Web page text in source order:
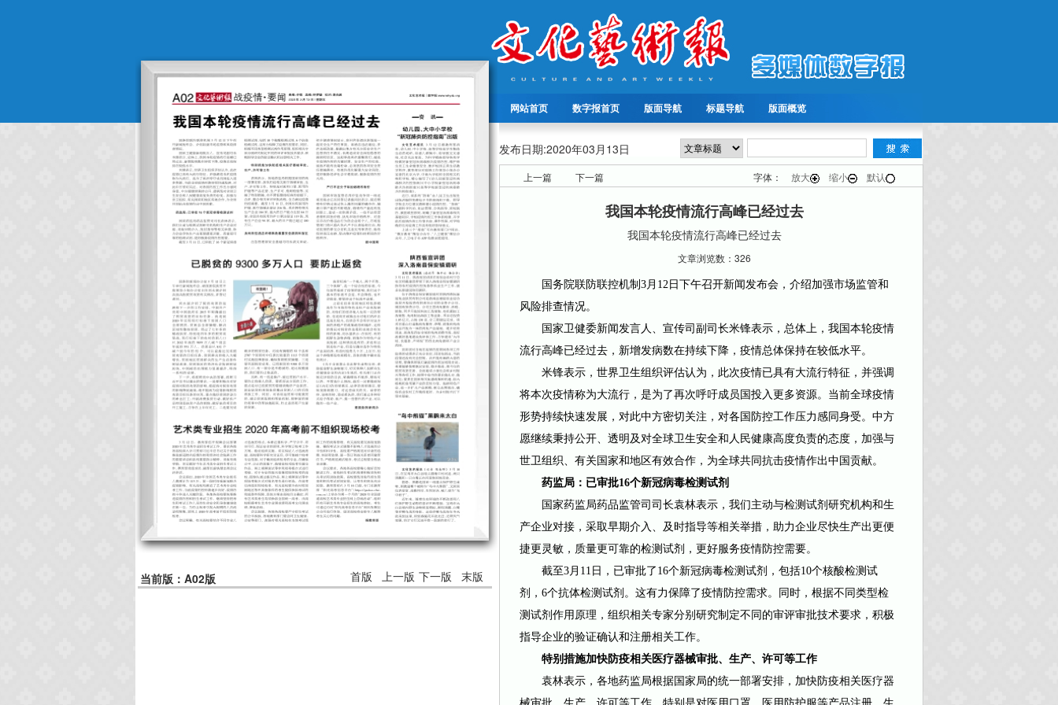
网站首页 数字报首页 版面导航 标题导航 版面概览
当前版：A02版 首版 上一版 下一版 末版
发布日期:2020年03月13日
上一篇 下一篇 字体： 放大 缩小 默认
我国本轮疫情流行高峰已经过去
我国本轮疫情流行高峰已经过去
文章浏览数：326
国务院联防联控机制3月12日下午召开新闻发布会，介绍加强市场监管和
风险排查情况。
国家卫健委新闻发言人、宣传司副司长米锋表示，总体上，我国本轮疫情
流行高峰已经过去，新增发病数在持续下降，疫情总体保持在较低水平。
米锋表示，世界卫生组织评估认为，此次疫情已具有大流行特征，并强调
将本次疫情称为大流行，是为了再次呼吁成员国投入更多资源。当前全球疫情
形势持续快速发展，对此中方密切关注，对各国防控工作压力感同身受。中方
愿继续秉持公开、透明及对全球卫生安全和人民健康高度负责的态度，加强与
世卫组织、有关国家和地区有效合作，为全球共同抗击疫情作出中国贡献。
药监局：已审批16个新冠病毒检测试剂
国家药监局药品监管司司长袁林表示，我们主动与检测试剂研究机构和生
产企业对接，采取早期介入、及时指导等相关举措，助力企业尽快生产出更便
捷更灵敏，质量更可靠的检测试剂，更好服务疫情防控需要。
截至3月11日，已审批了16个新冠病毒检测试剂，包括10个核酸检测试
剂，6个抗体检测试剂。这有力保障了疫情防控需求。同时，根据不同类型检
测试剂作用原理，组织相关专家分别研究制定不同的审评审批技术要求，积极
指导企业的验证确认和注册相关工作。
特别措施加快防疫相关医疗器械审批、生产、许可等工作
袁林表示，各地药监局根据国家局的统一部署安排，加快防疫相关医疗器